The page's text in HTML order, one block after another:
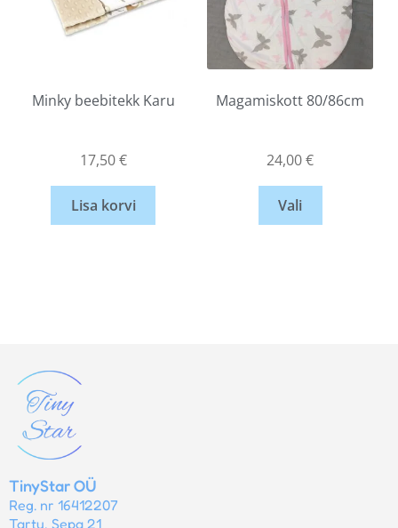
Minky beebitekk Karu
17,50€
Lisa korvi
Magamiskott 80/86cm
24,00€
Vali
TinyStar OÜ
Reg. nr 16412207
Tartu, Sepa 21